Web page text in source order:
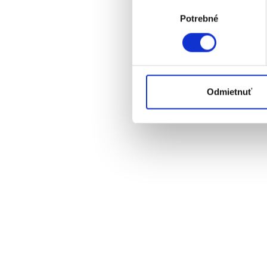
Viac informácií o tom, ako
kedykoľvek zmeniť alebo
cookie. Informácie o tom,
médií, inzercie a analýzy.
Potrebné
Odmietnuť